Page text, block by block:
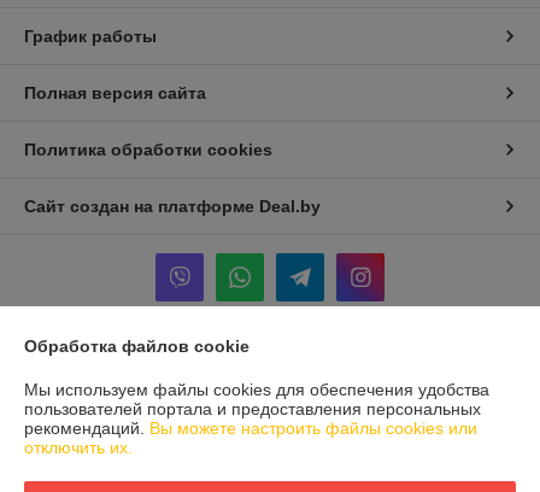
График работы
Полная версия сайта
Политика обработки cookies
Сайт создан на платформе Deal.by
Юридическое лицо:ООО "БРАДЕХ"
Беларусь, 220073, г. Минск, ул. Скрыганова, д. 2, пом. 175 (кабинет
№23)
Регистрационный номер ЕГР: 192409754
Обработка файлов cookie
Мы используем файлы cookies для обеспечения удобства
пользователей портала и предоставления персональных
рекомендаций. Вы можете настроить файлы cookies или
отключить их.